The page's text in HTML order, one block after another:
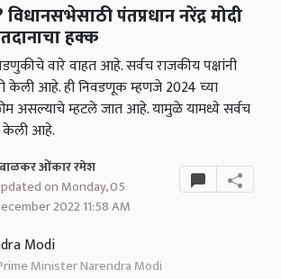
पंतप्रधान नरेंद्र मोदी
हक्क
वारे वाहत आहे. सर्वच राजकीय पक्षांनी
केली आहे. ही निवडणूक म्हणजे 2024 च्या
असल्याचे म्हटले जात आहे. यामुळे यामध्ये सर्वच
केली आहे.
ओंकार रमेश
on Monday, 05
2022 11:58 AM
Minister Narendra Modi